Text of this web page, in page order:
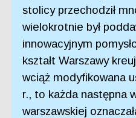
stolicy przechodził
wielokrotnie był
innowacyjnym
kształt Warszawy
wciąż modyfikowana
r., to każda następna
warszawskiej